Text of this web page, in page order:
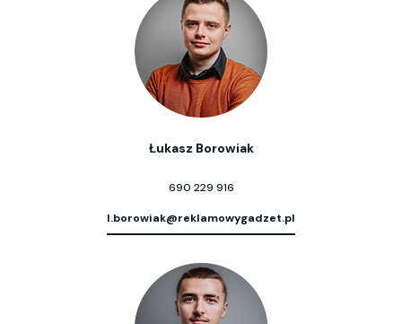
Łukasz Borowiak
690 229 916
l.borowiak@reklamowygadzet.pl